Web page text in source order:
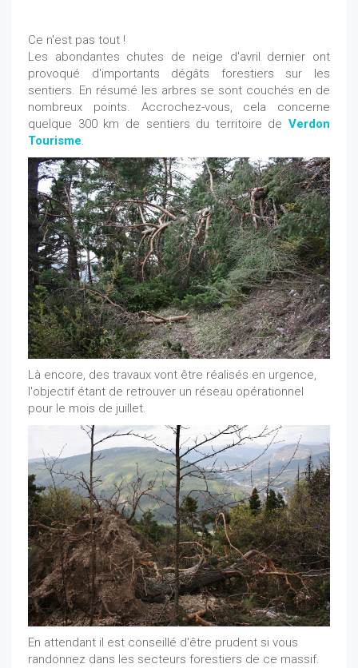
Ce n'est pas tout !
Les abondantes chutes de neige d'avril dernier ont
provoqué d'importants dégâts forestiers sur les
sentiers. En résumé les arbres se sont couchés en de
nombreux points. Accrochez-vous, cela concerne
quelque 300 km de sentiers du territoire de Verdon
Tourisme.
Là encore, des travaux vont être réalisés en urgence,
l'objectif étant de retrouver un réseau opérationnel
pour le mois de juillet.
En attendant il est conseillé d'être prudent si vous
randonnez dans les secteurs forestiers de ce massif.